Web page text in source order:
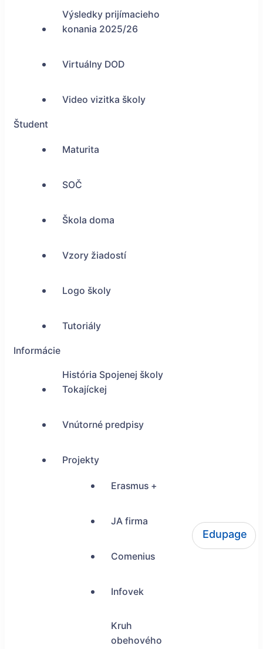
ŠUP Tokajícka 24, Bratislava
Výsledky prijímacieho
konania 2025/26
Virtuálny DOD
Video vizitka školy
Študent
Maturita
SOČ
Škola doma
Vzory žiadostí
Logo školy
Tutoriály
Informácie
História Spojenej školy
Tokajíckej
Vnútorné predpisy
Projekty
Erasmus +
JA firma
Comenius
Infovek
Kruh
obehového
Edupage